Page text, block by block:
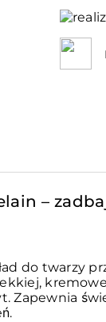
–
do twarzy
Zapewnia